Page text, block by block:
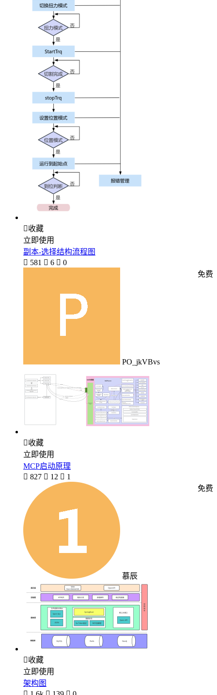
收藏
立即使用
副本-选择结构流程图
 581  6  0
PO_jkVBvs
免费
收藏
立即使用
MCP启动原理
 827  12  1
慕辰
免费
收藏
立即使用
架构图